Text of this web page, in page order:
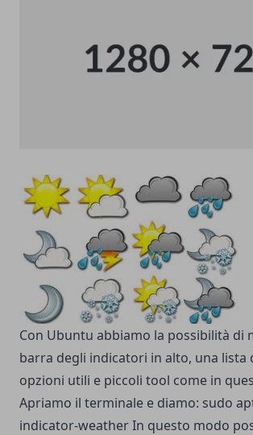
Con Ubuntu abbiamo la possibilità di
barra degli indicatori in alto, una lista
opzioni utili e piccoli tool come in
Apriamo il terminale e diamo: sudo
indicator-weather In questo modo